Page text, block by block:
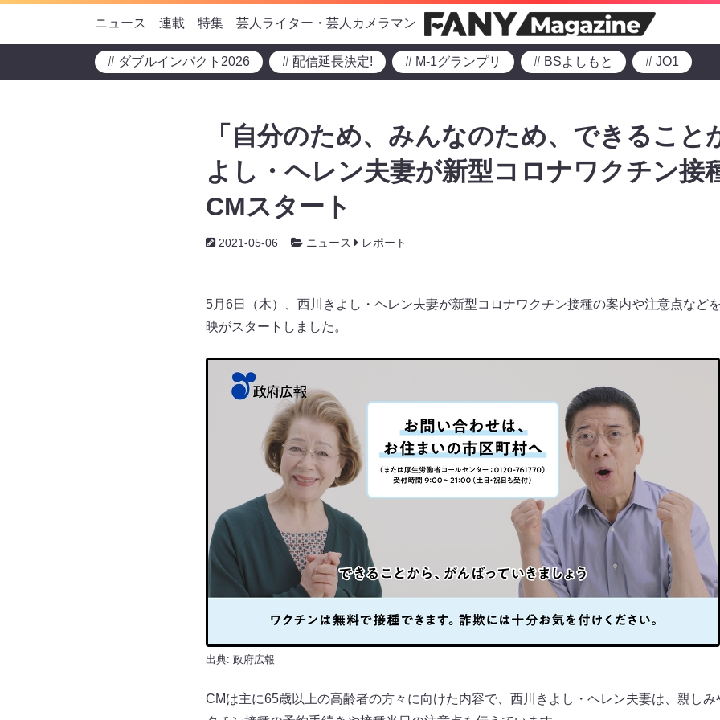
ニュース 連載 特集 芸人ライター・芸人カメラマン
# ダブルインパクト2026 # 配信延長決定! # M-1グランプリ # BSよしもと # JO1
「自分のため、みんなのため、できること
よし・ヘレン夫妻が新型コロナワクチン接
CMスタート
2021-05-06 ニュース レポート
5月6日（木）、西川きよし・ヘレン夫妻が新型コロナワクチン接種の案内や注意点など
映がスタートしました。
出典: 政府広報
CMは主に65歳以上の高齢者の方々に向けた内容で、西川きよし・ヘレン夫妻は、親し